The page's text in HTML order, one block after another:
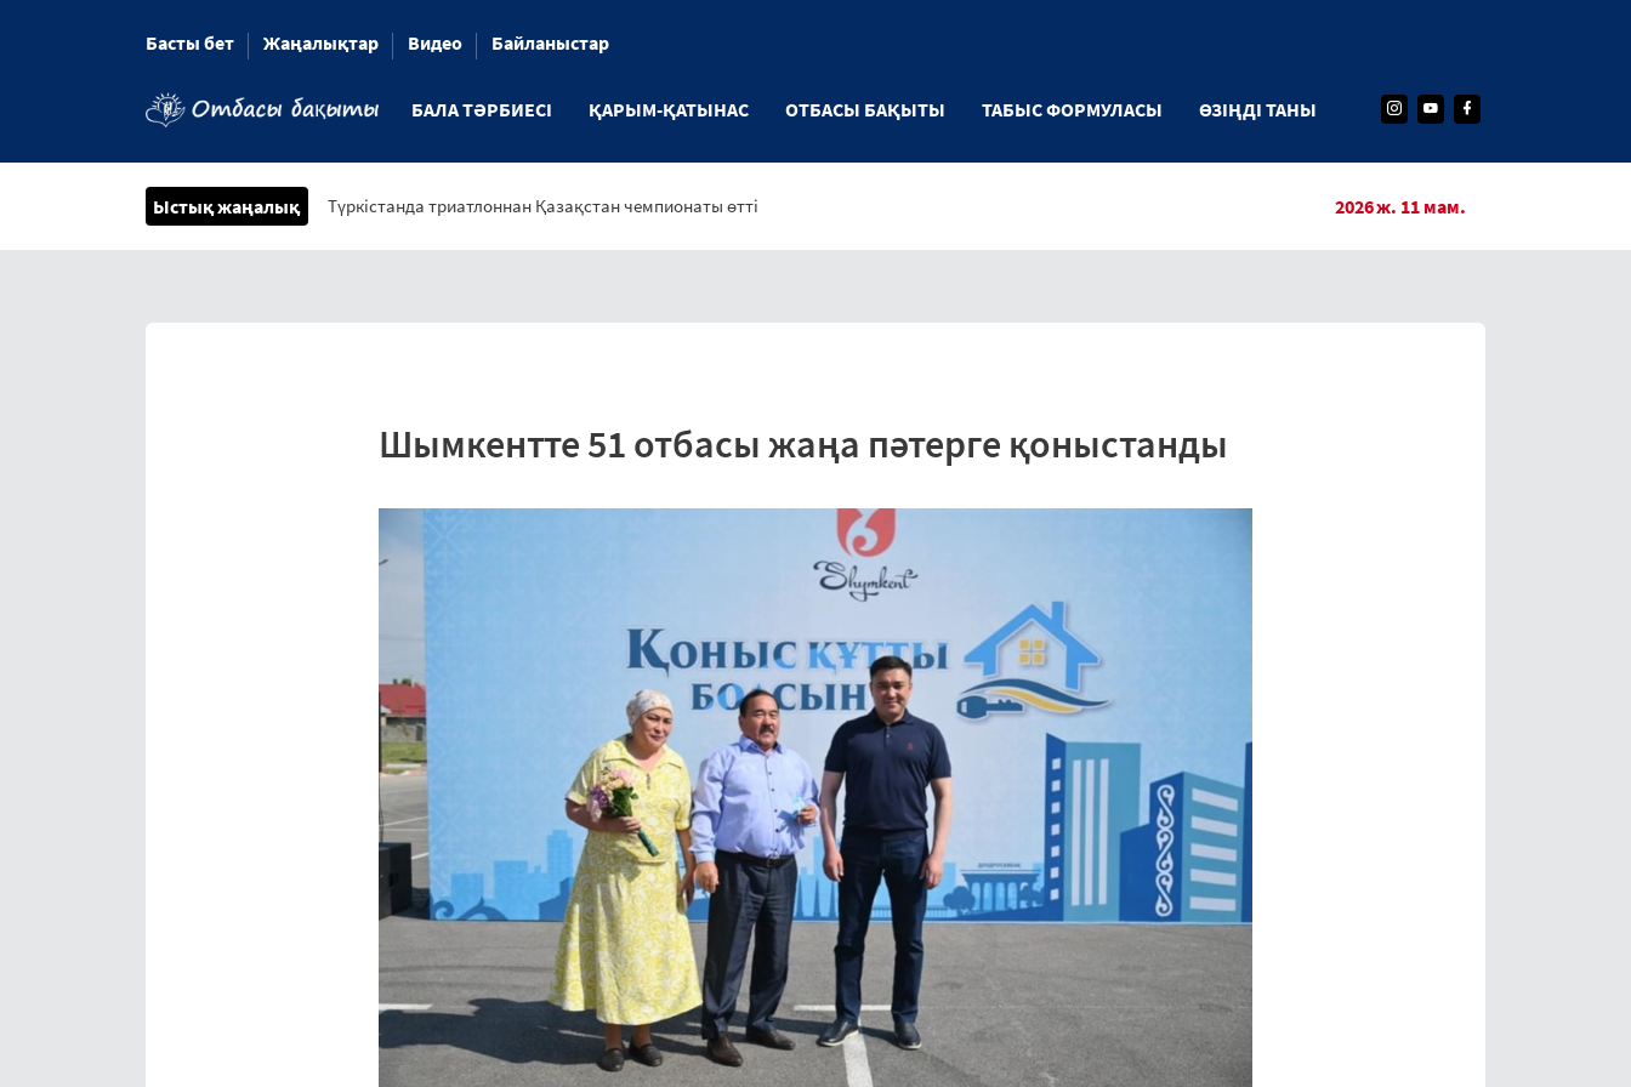
Басты бет Жаңалықтар Видео Байланыстар
БАЛА ТӘРБИЕСІ ҚАРЫМ-ҚАТЫНАС ОТБАСЫ БАҚЫТЫ ТАБЫС ФОРМУЛАСЫ ӨЗІҢДІ ТАНЫ
Ыстық жаңалық Түркістанда триатлоннан Қазақстан чемпионаты өтті 2026 ж. 11 мам.
Шымкентте 51 отбасы жаңа пәтерге қоныстанды